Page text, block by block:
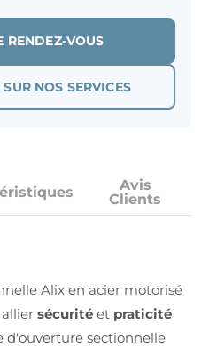
RENDEZ-VOUS
NOS SERVICES
Avis
Clients
Alix en acier motorisé
sécurité et praticité
d'ouverture sectionnelle